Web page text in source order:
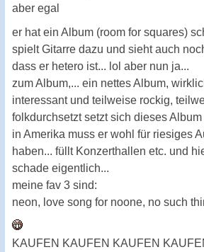
aber egal
er hat ein Album (room for squares)
spielt Gitarre dazu und sieht auch
dass er hetero ist... lol aber nun ja...
zum Album,... ein nettes Album,
interessant und teilweise rockig,
folkdurchsetzt setzt sich dieses
in Amerika muss er wohl für riesiges
haben... füllt Konzerthallen etc. und
schade eigentlich...
meine fav 3 sind:
neon, love song for noone, no such
KAUFEN KAUFEN KAUFEN